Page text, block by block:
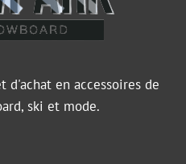
d'achat en accessoires de
ski et mode.